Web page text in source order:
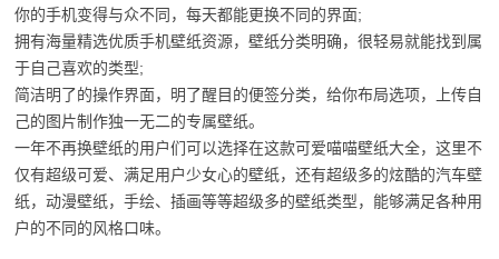
你的手机变得与众不同，每天都能更换不同的界面;
拥有海量精选优质手机壁纸资源，壁纸分类明确，很轻易就能找到属
于自己喜欢的类型;
简洁明了的操作界面，明了醒目的便签分类，给你布局选项，上传自
己的图片制作独一无二的专属壁纸。
一年不再换壁纸的用户们可以选择在这款可爱喵喵壁纸大全，这里不
仅有超级可爱、满足用户少女心的壁纸，还有超级多的炫酷的汽车壁
纸，动漫壁纸，手绘、插画等等超级多的壁纸类型，能够满足各种用
户的不同的风格口味。